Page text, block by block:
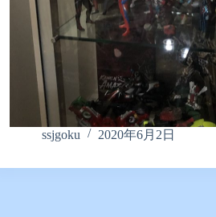
ssjgoku 2020年6月2日